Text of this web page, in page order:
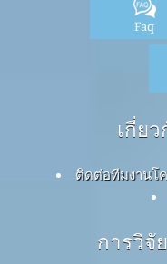
Faq
เกี่ย
ติดต่อทีมงานโ
การวิ